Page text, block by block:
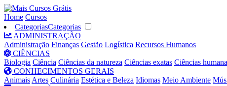
Home Cursos
CategoriasCategorias
ADMINISTRAÇÃO
Administração Finanças Gestão Logística Recursos Humanos
CIÊNCIAS
Biologia Ciência Ciências da natureza Ciências exatas Ciências
CONHECIMENTOS GERAIS
Animais Artes Culinária Estética e Beleza Idiomas Meio Ambiente